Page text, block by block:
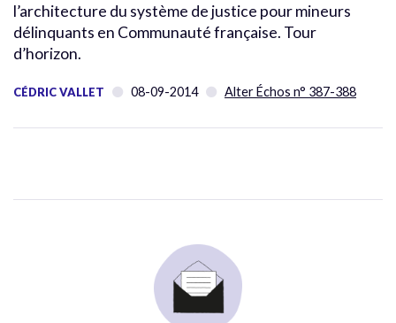
l’architecture du système de justice pour mineurs
délinquants en Communauté française. Tour
d’horizon.
CÉDRIC VALLET 08-09-2014 Alter Échos n° 387-388